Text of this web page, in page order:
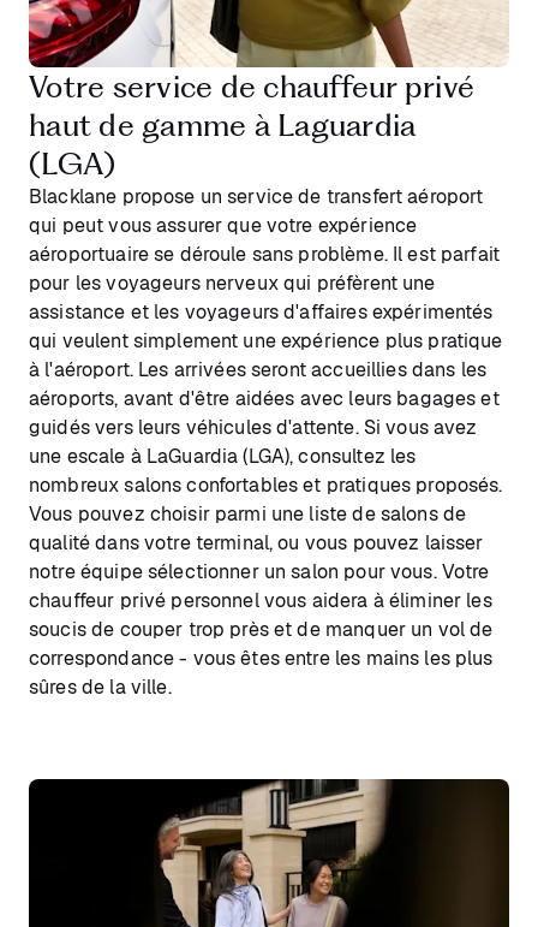
Votre service de chauffeur privé
haut de gamme à Laguardia
(LGA)
Blacklane propose un service de transfert aéroport
qui peut vous assurer que votre expérience
aéroportuaire se déroule sans problème. Il est parfait
pour les voyageurs nerveux qui préfèrent une
assistance et les voyageurs d'affaires expérimentés
qui veulent simplement une expérience plus pratique
à l'aéroport. Les arrivées seront accueillies dans les
aéroports, avant d'être aidées avec leurs bagages et
guidés vers leurs véhicules d'attente. Si vous avez
une escale à LaGuardia (LGA), consultez les
nombreux salons confortables et pratiques proposés.
Vous pouvez choisir parmi une liste de salons de
qualité dans votre terminal, ou vous pouvez laisser
notre équipe sélectionner un salon pour vous. Votre
chauffeur privé personnel vous aidera à éliminer les
soucis de couper trop près et de manquer un vol de
correspondance - vous êtes entre les mains les plus
sûres de la ville.